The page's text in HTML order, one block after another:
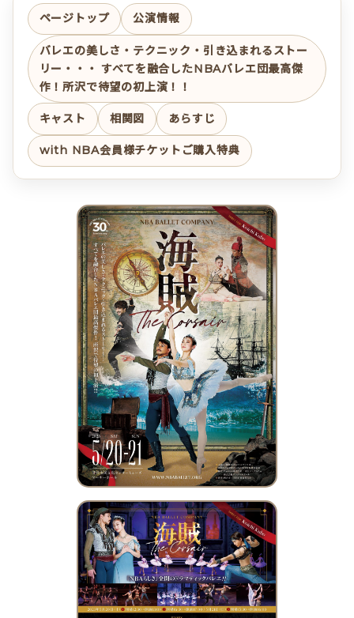
ページトップ 公演情報
バレエの美しさ・テクニック・引き込まれるストー
リー・・・ すべてを融合したNBAバレエ団最高傑
作！所沢で待望の初上演！！
キャスト 相関図 あらすじ
with NBA会員様チケットご購入特典